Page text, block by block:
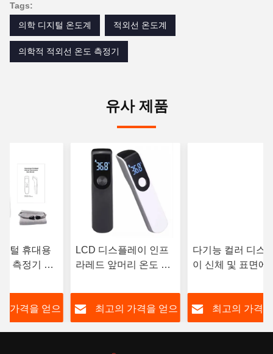
Tags:
의학 디지털 온도계
적외선 온도계
의학적 적외선 온도 측정기
유사 제품
털 휴대용
측정기 색
다.
가격을 얻으
LCD 디스플레이 인프
라레드 앞머리 온도 측
최고의 가격을 얻으
다기능 컬러 디스
이 신체 및 표면에
정기
최고의 가격